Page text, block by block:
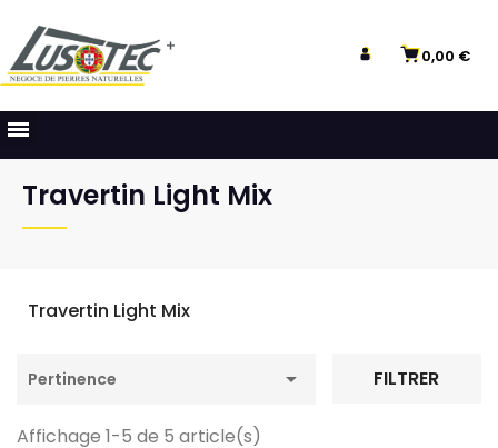
0,00 €
Travertin Light Mix
Travertin Light Mix
Pertinence  FILTRER
Affichage 1-5 de 5 article(s)